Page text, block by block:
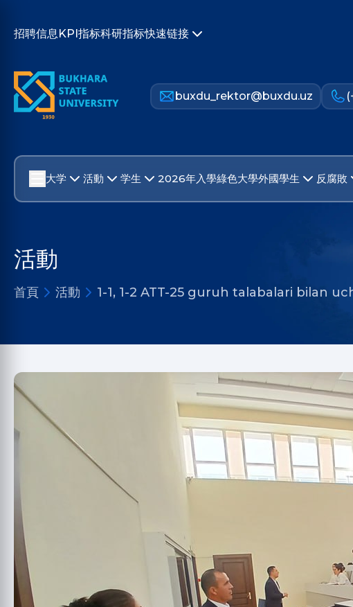
招聘信息KPI指标科研指标快速链接
buxdu_rektor@buxdu.uz
大学 活動 学生 2026年入學綠色大學外國學生 反腐敗
活動
首頁 活動 1-1, 1-2 ATT-25 guruh talabalari bilan